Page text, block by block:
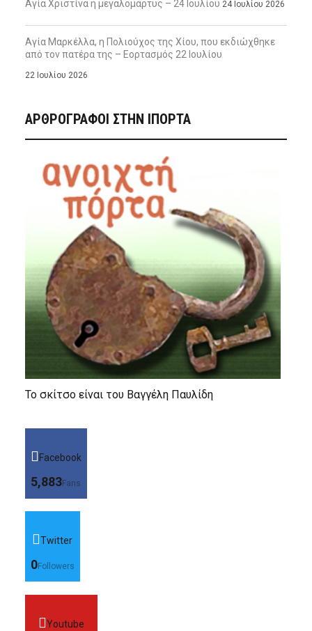
Αγία Χριστίνα η μεγαλομάρτυς – 24 Ιουλίου 24 Ιουλίου 2026
Αγία Μαρκέλλα, η Πολιούχος της Χίου, που εκδιώχθηκε
από τον πατέρα της – Εορτασμός 22 Ιουλίου
22 Ιουλίου 2026
ΑΡΘΡΟΓΡΑΦΟΙ ΣΤΗΝ IΠΟΡΤΑ
Το σκίτσο είναι του Βαγγέλη Παυλίδη
Facebook
5,883Fans
Twitter
0Followers
Youtube